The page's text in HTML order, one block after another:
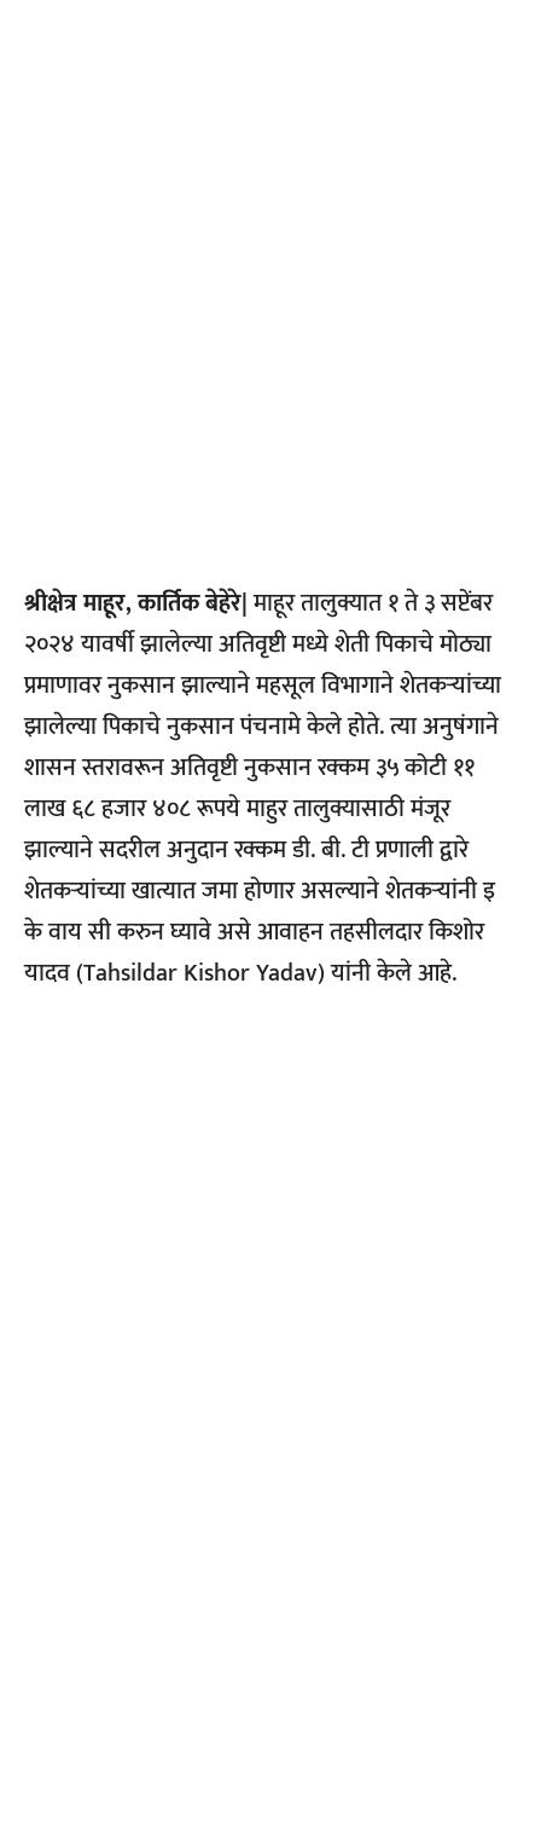
श्रीक्षेत्र माहूर, कार्तिक बेहेरे|माहूर तालुक्यात १ ते ३ सप्टेंबर
२०२४ यावर्षी झालेल्या अतिवृष्टी मध्ये शेती पिकाचे मोठ्या
प्रमाणावर नुकसान झाल्याने महसूल विभागाने शेतकऱ्यांच्या
झालेल्या पिकाचे नुकसान पंचनामे केले होते. त्या अनुषंगाने
शासन स्तरावरून अतिवृष्टी नुकसान रक्कम ३५ कोटी ११
लाख ६८ हजार ४०८ रूपये माहुर तालुक्यासाठी मंजूर
झाल्याने सदरील अनुदान रक्कम डी. बी. टी प्रणाली द्वारे
शेतकर्‍यांच्या खात्यात जमा होणार असल्याने शेतकर्‍यांनी इ
के वाय सी करुन घ्यावे असे आवाहन तहसीलदार किशोर
यादव (Tahsildar Kishor Yadav) यांनी केले आहे.